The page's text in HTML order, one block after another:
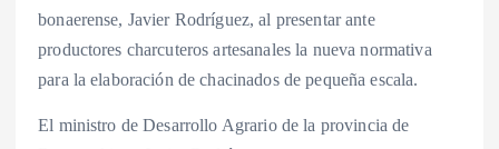
bonaerense, Javier Rodríguez, al presentar ante
productores charcuteros artesanales la nueva normativa
para la elaboración de chacinados de pequeña escala.
El ministro de Desarrollo Agrario de la provincia de